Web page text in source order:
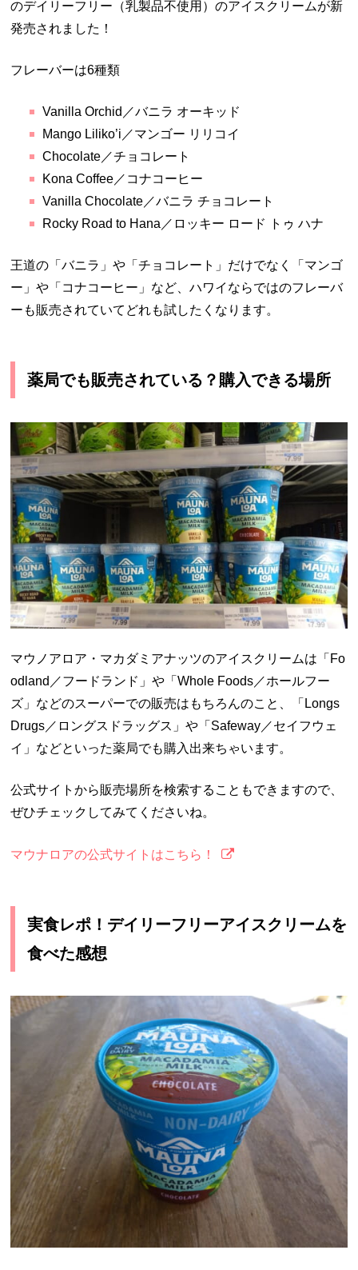
のデイリーフリー（乳製品不使用）のアイスクリームが新
発売されました！
フレーバーは6種類
Vanilla Orchid／バニラ オーキッド
Mango Liliko’i／マンゴー リリコイ
Chocolate／チョコレート
Kona Coffee／コナコーヒー
Vanilla Chocolate／バニラ チョコレート
Rocky Road to Hana／ロッキー ロード トゥ ハナ
王道の「バニラ」や「チョコレート」だけでなく「マンゴ
ー」や「コナコーヒー」など、ハワイならではのフレーバ
ーも販売されていてどれも試したくなります。
薬局でも販売されている？購入できる場所
マウノアロア・マカダミアナッツのアイスクリームは「Fo
odland／フードランド」や「Whole Foods／ホールフー
ズ」などのスーパーでの販売はもちろんのこと、「Longs
Drugs／ロングスドラッグス」や「Safeway／セイフウェ
イ」などといった薬局でも購入出来ちゃいます。
公式サイトから販売場所を検索することもできますので、
ぜひチェックしてみてくださいね。
マウナロアの公式サイトはこちら！
実食レポ！デイリーフリーアイスクリームを
食べた感想